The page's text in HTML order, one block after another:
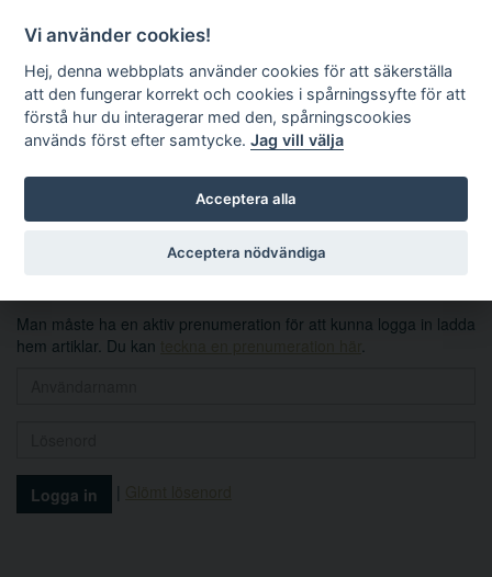
Sök
Logga in
Man måste ha en aktiv prenumeration för att kunna logga in ladda
hem artiklar. Du kan
|
Vi använder cookies!
Hej, denna webbplats använder cookies för att säkerställa
att den fungerar korrekt och cookies i spårningssyfte för att
förstå hur du interagerar med den, spårningscookies
används först efter samtycke.Jag vill välja
Acceptera alla
Acceptera nödvändiga